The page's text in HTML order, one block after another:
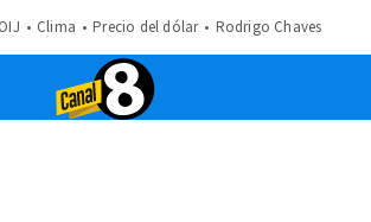
OIJ Clima Precio del dólar Rodrigo Chaves